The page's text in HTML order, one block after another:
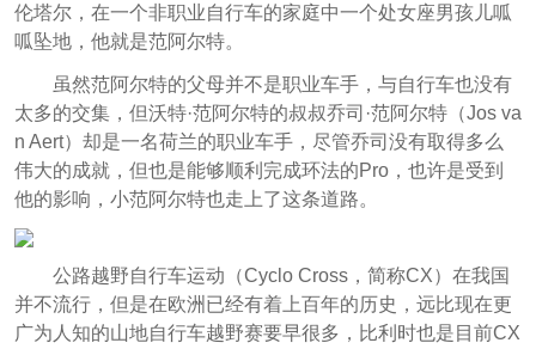
伦塔尔，在一个非职业自行车的家庭中一个处女座男孩儿呱
呱坠地，他就是范阿尔特。
虽然范阿尔特的父母并不是职业车手，与自行车也没有
太多的交集，但沃特·范阿尔特的叔叔乔司·范阿尔特（Jos va
n Aert）却是一名荷兰的职业车手，尽管乔司没有取得多么
伟大的成就，但也是能够顺利完成环法的Pro，也许是受到
他的影响，小范阿尔特也走上了这条道路。
公路越野自行车运动（Cyclo Cross，简称CX）在我国
并不流行，但是在欧洲已经有着上百年的历史，远比现在更
广为人知的山地自行车越野赛要早很多，比利时也是目前CX